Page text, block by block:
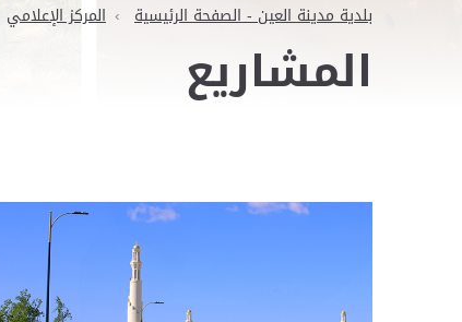
بلدية مدينة العين - الصفحة الرئيسية المركز الإعلامي
المشاريع